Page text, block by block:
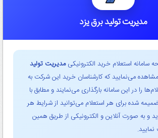
مدیریت تولید برق یزد
سامانه استعلام خرید الکترونیکیمدیریت تولید
مشاهده می‌نمایید که کارشناسان خرید این شرکت به
را در این سامانه بارگذاری می‌نمایند و مطابق با
ضمیمه شده برای هر استعلام می‌توانید از شرایط هر
و به صورت آنلاین و الکترونیکی از طریق همین